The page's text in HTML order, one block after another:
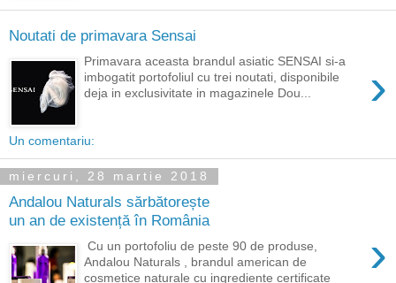
Noutati de primavara Sensai
›
Primavara aceasta brandul asiatic SENSAI si-a
imbogatit portofoliul cu trei noutati, disponibile
deja in exclusivitate in magazinele Dou...
Un comentariu:
miercuri, 28 martie 2018
Andalou Naturals sărbătorește
un an de existență în România
›
Cu un portofoliu de peste 90 de produse,
Andalou Naturals , brandul american de
cosmetice naturale cu ingrediente certificate